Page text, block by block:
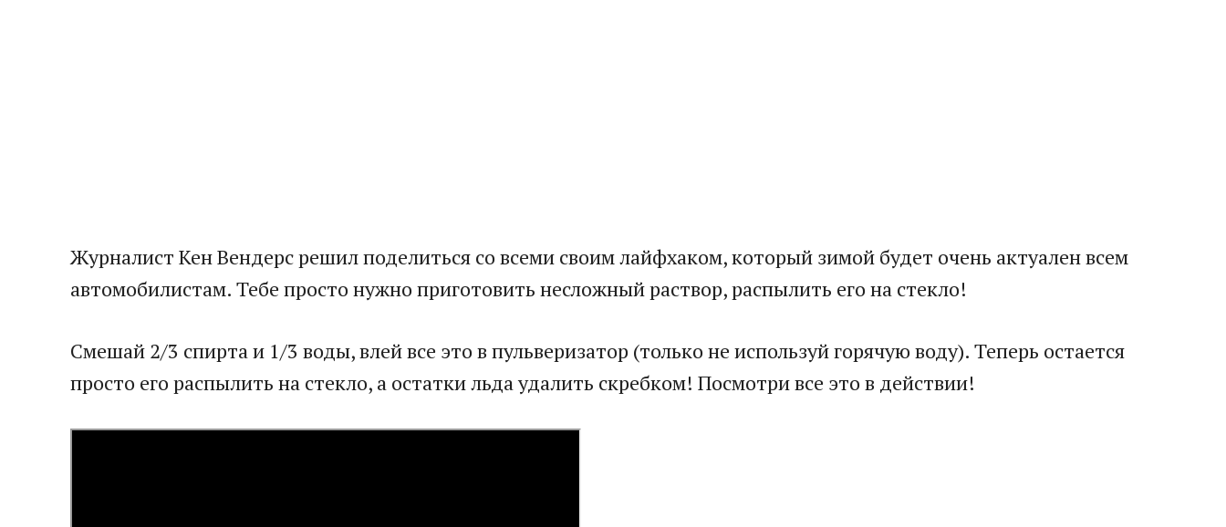
Журналист Кен Вендерс решил поделиться со всеми своим лайфхаком, который зимой будет очень актуален всем
автомобилистам. Тебе просто нужно приготовить несложный раствор, распылить его на стекло!
Смешай 2/3 спирта и 1/3 воды, влей все это в пульверизатор (только не используй горячую воду). Теперь остается
просто его распылить на стекло, а остатки льда удалить скребком! Посмотри все это в действии!